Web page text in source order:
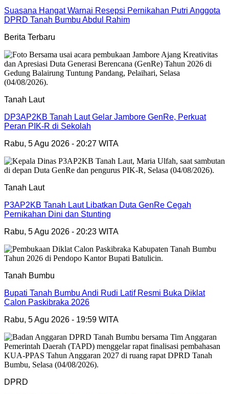
Suasana Hangat Warnai Resepsi Pernikahan Putri Anggota
DPRD Tanah Bumbu Abdul Rahim
Berita Terbaru
Tanah Laut
DP3AP2KB Tanah Laut Gelar Jambore GenRe, Perkuat
Peran PIK-R di Sekolah
Rabu, 5 Agu 2026 - 20:27 WITA
Tanah Laut
P3AP2KB Tanah Laut Libatkan Duta GenRe Cegah
Pernikahan Dini dan Stunting
Rabu, 5 Agu 2026 - 20:23 WITA
Tanah Bumbu
Bupati Tanah Bumbu Andi Rudi Latif Resmi Buka Diklat
Calon Paskibraka 2026
Rabu, 5 Agu 2026 - 19:59 WITA
DPRD